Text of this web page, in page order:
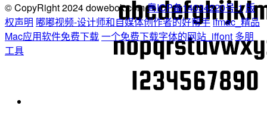
© CopyRight 2024 dowebok.com粤ICP备14034220号-1 版
权声明 嘟嘟视频-设计师和自媒体创作者的好帮手ifmac_精品
Mac应用软件免费下载一个免费下载字体的网站_iffont 多朋
工具